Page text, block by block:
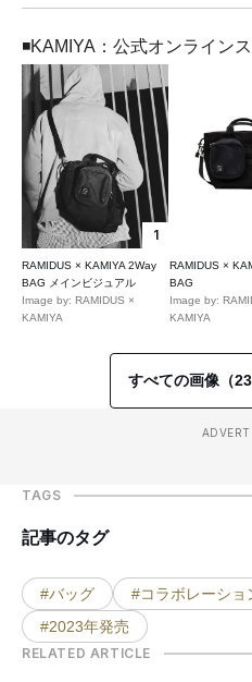
◾️KAMIYA：公式オンライン
1
RAMIDUS × KAMIYA 2Way
BAG メインビジュアル
Image by: RAMIDUS ×
KAMIYA
RAMIDUS ×
BAG
Image by:
KAMIYA
すべての画像（
TAGS
記事のタグ
#バッグ #コラボレーショ
#2023年発売
RELATED ARTICLE